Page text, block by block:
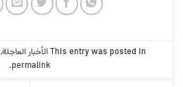
This entry was posted inالأخبار العاجلة,
permalink
.